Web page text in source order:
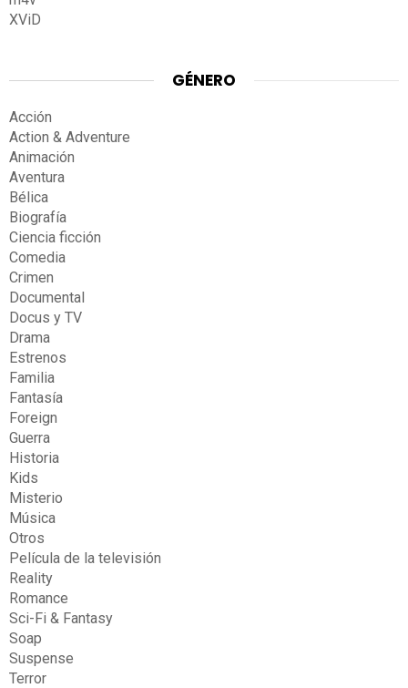
XViD
GÉNERO
Acción
Action & Adventure
Animación
Aventura
Bélica
Biografía
Ciencia ficción
Comedia
Crimen
Documental
Docus y TV
Drama
Estrenos
Familia
Fantasía
Foreign
Guerra
Historia
Kids
Misterio
Música
Otros
Película de la televisión
Reality
Romance
Sci-Fi & Fantasy
Soap
Suspense
Terror